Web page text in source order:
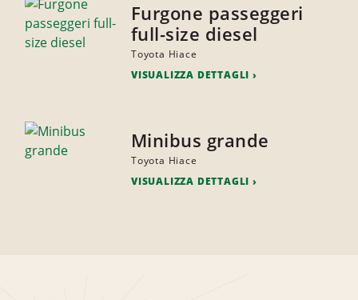
Furgone passeggeri
full-size diesel
Toyota Hiace
VISUALIZZA DETTAGLI
Minibus grande
Toyota Hiace
VISUALIZZA DETTAGLI